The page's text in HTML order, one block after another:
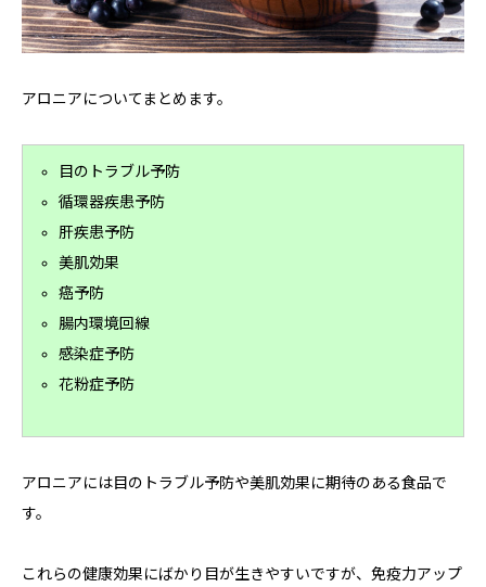
アロニアについてまとめます。
目のトラブル予防
循環器疾患予防
肝疾患予防
美肌効果
癌予防
腸内環境回線
感染症予防
花粉症予防
アロニアには目のトラブル予防や美肌効果に期待のある食品で
す。
これらの健康効果にばかり目が生きやすいですが、免疫力アップ